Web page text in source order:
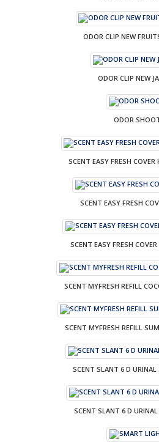
ODOR CLIP NEW
ODOR CLIP NEW
ODOR
SCENT EASY FRESH COVER
SCENT EASY FRESH
SCENT EASY FRESH
SCENT MYFRESH REFILL
SCENT MYFRESH REFILL
SCENT SLANT 6 D URINAL
SCENT SLANT 6 D